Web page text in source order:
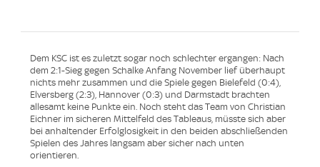
Dem KSC ist es zuletzt sogar noch schlechter ergangen: Nach
dem 2:1-Sieg gegen Schalke Anfang November lief überhaupt
nichts mehr zusammen und die Spiele gegen Bielefeld (0:4),
Elversberg (2:3), Hannover (0:3) und Darmstadt brachten
allesamt keine Punkte ein. Noch steht das Team von Christian
Eichner im sicheren Mittelfeld des Tableaus, müsste sich aber
bei anhaltender Erfolglosigkeit in den beiden abschließenden
Spielen des Jahres langsam aber sicher nach unten
orientieren.